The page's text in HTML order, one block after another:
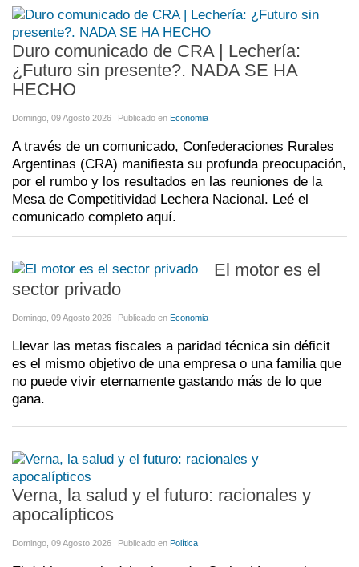
Duro comunicado de CRA | Lechería:
¿Futuro sin presente?. NADA SE HA
HECHO
Domingo, 09 Agosto 2026 Publicado en Economia
A través de un comunicado, Confederaciones Rurales
Argentinas (CRA) manifiesta su profunda preocupación,
por el rumbo y los resultados en las reuniones de la
Mesa de Competitividad Lechera Nacional. Leé el
comunicado completo aquí.
El motor es el
sector privado
Domingo, 09 Agosto 2026 Publicado en Economia
Llevar las metas fiscales a paridad técnica sin déficit
es el mismo objetivo de una empresa o una familia que
no puede vivir eternamente gastando más de lo que
gana.
Verna, la salud y el futuro: racionales y
apocalípticos
Domingo, 09 Agosto 2026 Publicado en Política